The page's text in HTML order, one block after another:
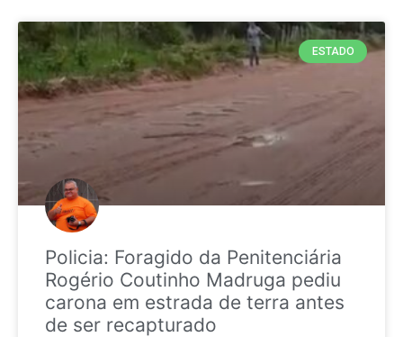
ESTADO
Policia: Foragido da Penitenciária
Rogério Coutinho Madruga pediu
carona em estrada de terra antes
de ser recapturado